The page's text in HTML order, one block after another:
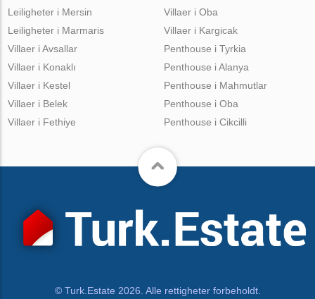
Leiligheter i Mersin
Leiligheter i Marmaris
Villaer i Oba
Villaer i Kargicak
Villaer i Avsallar
Villaer i Konaklı
Villaer i Kestel
Villaer i Belek
Villaer i Fethiye
Penthouse i Tyrkia
Penthouse i Alanya
Penthouse i Mahmutlar
Penthouse i Oba
Penthouse i Cikcilli
© Turk.Estate 2026. Alle rettigheter forbeholdt.